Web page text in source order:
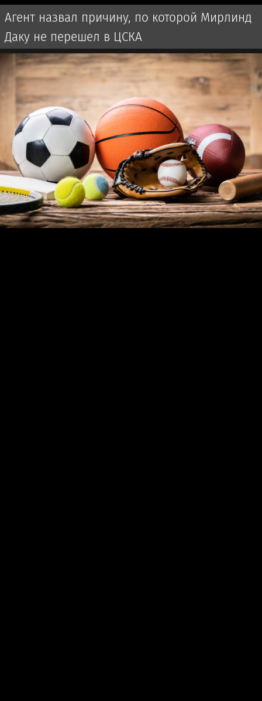
Агент назвал причину, по которой Мирлинд
Даку не перешел в ЦСКА